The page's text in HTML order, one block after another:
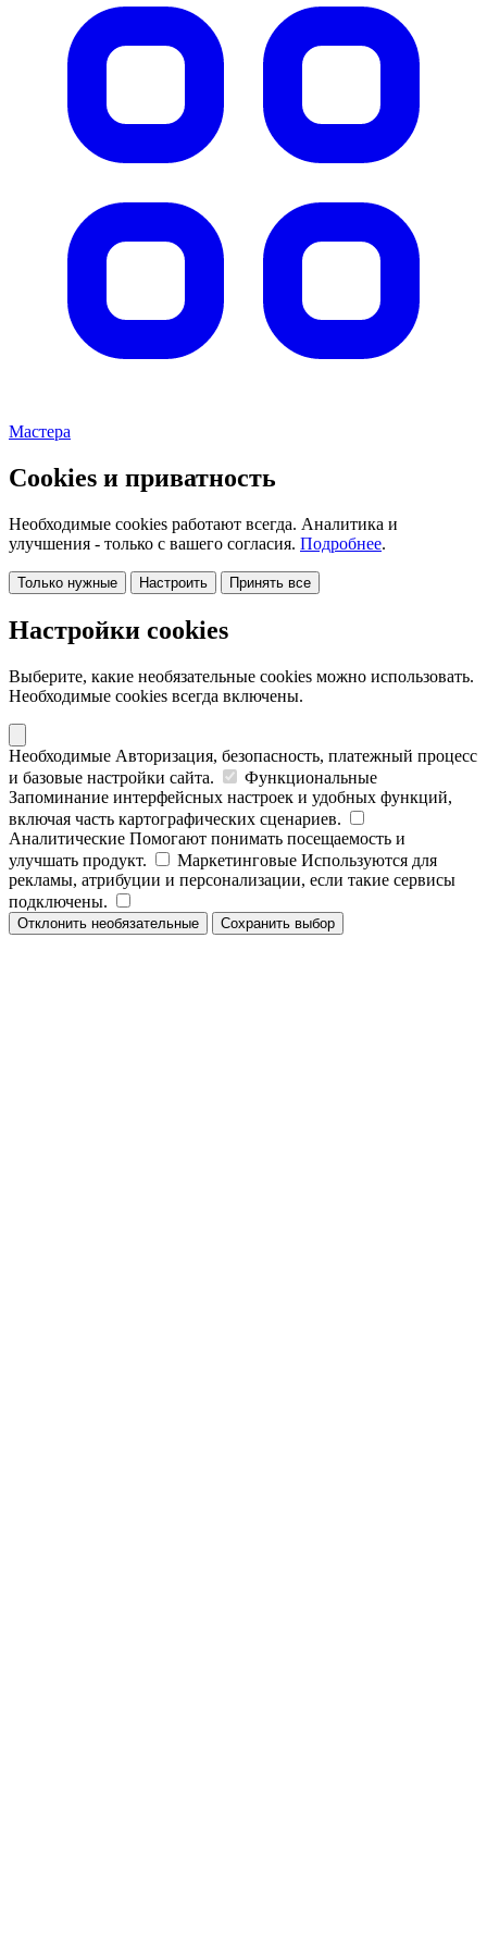
Мастера
Cookies и приватность
Необходимые cookies работают всегда. Аналитика и
улучшения - только с вашего согласия. Подробнее.
Только нужные Настроить Принять все
Настройки cookies
Выберите, какие необязательные cookies можно использовать.
Необходимые cookies всегда включены.
Необходимые Авторизация, безопасность, платежный процесс
и базовые настройки сайта.
Функциональные
Запоминание интерфейсных настроек и удобных функций,
включая часть картографических сценариев.
Аналитические Помогают понимать посещаемость и
улучшать продукт.
Маркетинговые Используются для
рекламы, атрибуции и персонализации, если такие сервисы
подключены.
Отклонить необязательные Сохранить выбор